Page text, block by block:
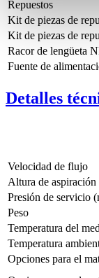
Repuestos
Kit de piezas de
Kit de piezas de
Racor de lengüeta
Fuente de
Detalles
Velocidad de flujo
Altura de aspiración
Presión de servicio
Peso
Temperatura del
Temperatura
Opciones para el